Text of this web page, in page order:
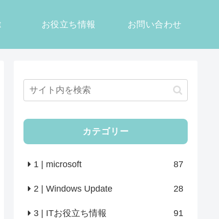
お役立ち情報 お問い合わせ
カテゴリー
1 | microsoft 87
2 | Windows Update 28
3 | ITお役立ち情報 91